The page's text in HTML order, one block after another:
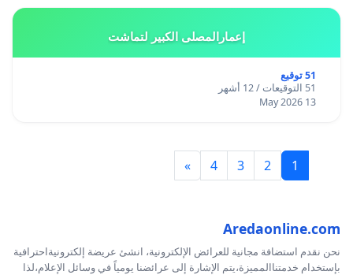
إعمارالمصلى الكبير لتماشت
51 توقيع
51 التوقيعات / 12 أشهر
13 May 2026
1
2
3
4
»
Aredaonline.com
نحن نقدم استضافة مجانية للعرائض الإلكترونية، انشئ عريضة إلكترونيةاحترافية
بإستخدام خدمتناالمميزة،يتم الإشارة إلى عرائضنا يومياً في وسائل الإعلام،لذا